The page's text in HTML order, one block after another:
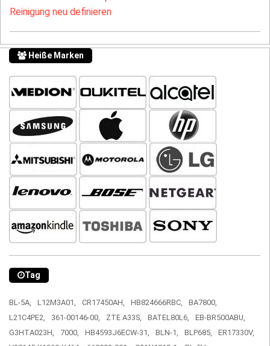
Reinigung neu definieren
Heiße Marken
Tag
BL-5A, L12M3A01, CR17450AH, HB824666RBC,
BA7800,
L21C4PE2,
361-00146-00, ZTE A33S, BATEL80L6,
EB-BR500ABU,
G3HTA023H,
7000, HB4593J6ECW-31, BLN-1, BLP685,
ER17330V,